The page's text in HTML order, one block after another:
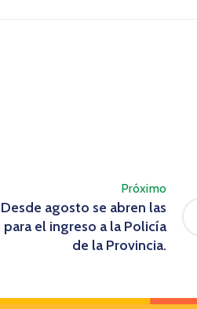
Próximo
Desde agosto se abren las
el ingreso a la Policía
de la Provincia.